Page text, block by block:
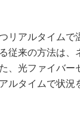
新型コロナへの対応
リアルタイムで
従来の方法は、
、光ファイバー
ルタイムで状況